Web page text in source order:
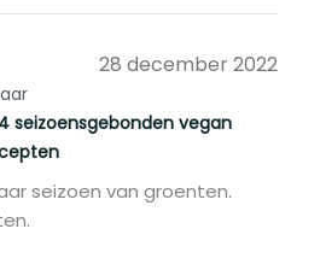
28 december 2022
seizoensgebonden vegan
seizoen van groenten.